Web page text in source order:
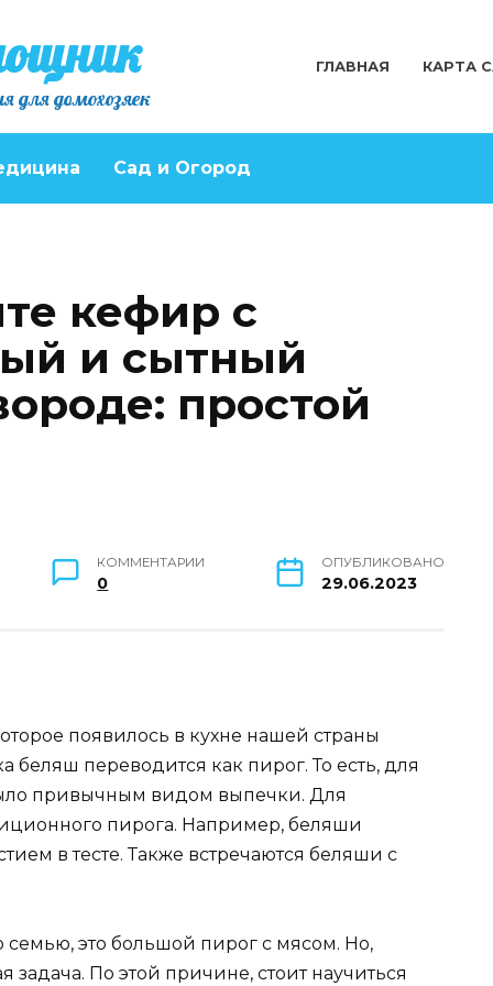
для домохозяек
ГЛАВНАЯ КАРТА
Сад и Огород
кефир с
и сытный
простой
КОММЕНТАРИИ
0
ОПУБЛИКОВАНО
29.06.2023
появилось в кухне нашей страны
беляш переводится как пирог. То есть, для
привычным видом выпечки. Для
пирога. Например, беляши
в тесте. Также встречаются беляши с
семью, это большой пирог с мясом. Но,
По этой причине, стоит научиться